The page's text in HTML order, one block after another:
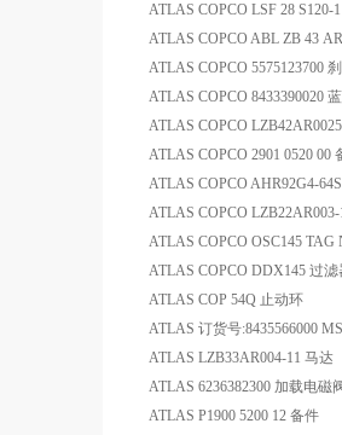
ATLAS COPCO LSF 28 S120-
ATLAS COPCO ABL ZB 43
ATLAS COPCO 5575123700
ATLAS COPCO 8433390020
ATLAS COPCO
ATLAS COPCO 2901 0520 00
ATLAS COPCO AHR92G4-
ATLAS COPCO
ATLAS COPCO OSC145 TAG
ATLAS COPCO DDX145 过滤
ATLAS COP 54Q 止动环
ATLAS 订货号:8435566000
ATLAS LZB33AR004-11 马达
ATLAS 6236382300 加载电磁
ATLAS P1900 5200 12 备件